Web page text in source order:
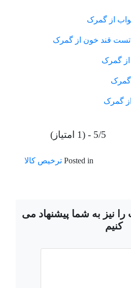
از گمرک
قند خون از گمرک
گمرک
گمرک
گمرک
5/5 - (1 امتیاز)
Posted in ترخیص کالا
را نیز به شما پیشنهاد می
کنیم